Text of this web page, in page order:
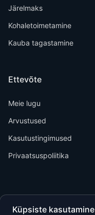
Järelmaks
Kohaletoimetamine
Kauba tagastamine
Ettevõte
Meie lugu
Arvustused
Kasutustingimused
Privaatsuspoliitika
Küpsiste kasutamine